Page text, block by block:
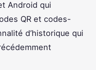
Android qui
QR et codes-
d’historique qui